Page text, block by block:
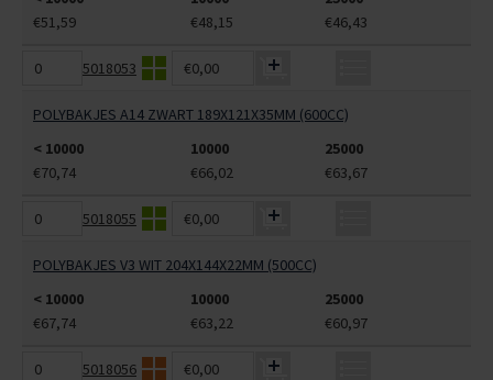
€51,59
€48,15 €46,43
5018053 €0,00
POLYBAKJES A14 ZWART 189X121X35MM (600CC)
< 10000
10000
25000
€70,74
€66,02 €63,67
5018055 €0,00
POLYBAKJES V3 WIT 204X144X22MM (500CC)
< 10000
10000
25000
€67,74
€63,22 €60,97
5018056 €0,00